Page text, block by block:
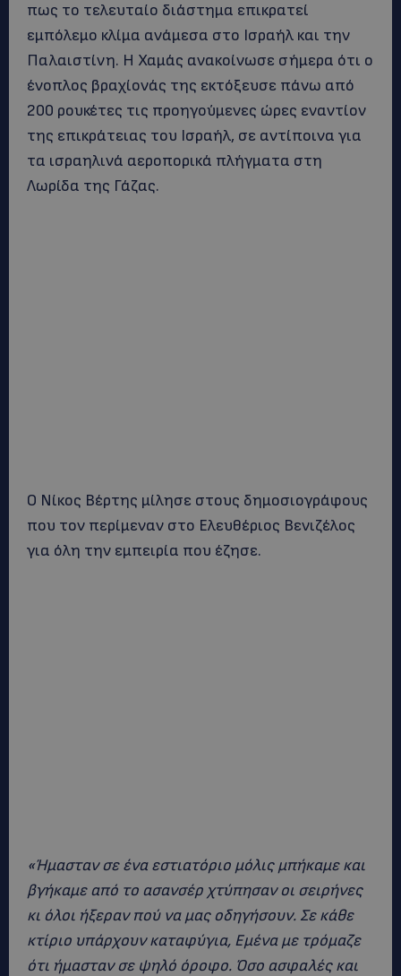
πως το τελευταίο διάστημα επικρατεί
εμπόλεμο κλίμα ανάμεσα στο Ισραήλ και την
Παλαιστίνη. Η Χαμάς ανακοίνωσε σήμερα ότι ο
ένοπλος βραχίονάς της εκτόξευσε πάνω από
200 ρουκέτες τις προηγούμενες ώρες εναντίον
της επικράτειας του Ισραήλ, σε αντίποινα για
τα ισραηλινά αεροπορικά πλήγματα στη
Λωρίδα της Γάζας.
Ο Νίκος Βέρτης μίλησε στους δημοσιογράφους
που τον περίμεναν στο Ελευθέριος Βενιζέλος
για όλη την εμπειρία που έζησε.
«Ήμασταν σε ένα εστιατόριο μόλις μπήκαμε και
βγήκαμε από το ασανσέρ χτύπησαν οι σειρήνες
κι όλοι ήξεραν πού να μας οδηγήσουν. Σε κάθε
κτίριο υπάρχουν καταφύγια, Εμένα με τρόμαζε
ότι ήμασταν σε ψηλό όροφο. Όσο ασφαλές και